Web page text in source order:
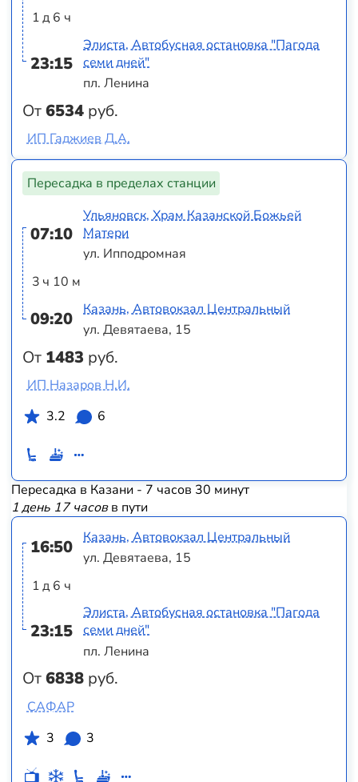
1 д 6 ч
23:15
От6534 руб.
Элиста, Автобусная остановка "Пагода
семи дней"
пл. Ленина
ИП Гаджиев Д.А.
Пересадка в пределах станции
07:10
3 ч 10 м
09:20
От 1483 руб.
Ульяновск, Храм Казанской Божьей
Матери
ул. Ипподромная
Казань, Автовокзал Центральный
ул. Девятаева, 15
ИП Назаров Н.И.
3.2
6
Пересадка в Казани - 7 часов 30 минут
1 день 17 часовв пути
16:50
1 д 6 ч
23:15
От6838 руб.
Казань, Автовокзал Центральный
ул. Девятаева, 15
Элиста, Автобусная остановка "Пагода
семи дней"
пл. Ленина
САФАР
3
3